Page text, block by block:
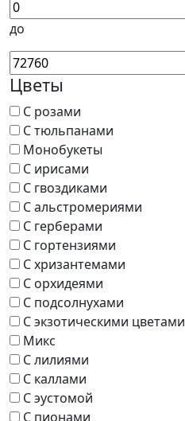
до
Цветы
С розами
С тюльпанами
Монобукеты
С ирисами
С гвоздиками
С альстромериями
С герберами
С гортензиями
С хризантемами
С орхидеями
С подсолнухами
С экзотическими цветами
Микс
С лилиями
С каллами
С эустомой
С пионами